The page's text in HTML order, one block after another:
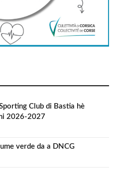
Club di Bastia hè
2026-2027
verde da a DNCG